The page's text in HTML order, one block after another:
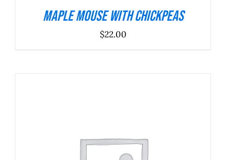
Maple Mouse With Chickpeas
$22.00